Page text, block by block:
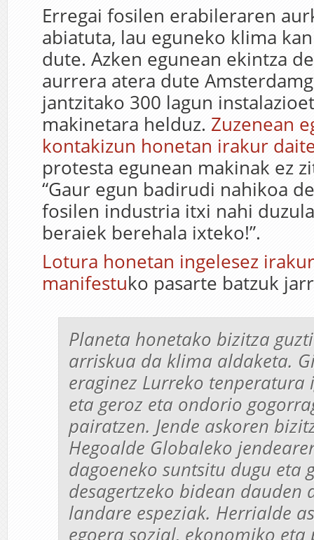
Erregai fosilen erabileraren
abiatuta, lau eguneko klima
dute. Azken egunean ekintza
aurrera atera dute
jantzitako 300 lagun
makinetara helduz. Zuzenean
kontakizun honetan irakur
protesta egunean makinak ez
“Gaur egun badirudi nahikoa
fosilen industria itxi nahi
beraiek berehala ixteko!”.
Lotura honetan ingelesez
manifestuko pasarte batzuk
Planeta honetako bizitza
arriskua da klima aldaketa.
eraginez Lurreko tenperatura
eta geroz eta ondorio
pairatzen. Jende askoren
Hegoalde Globaleko
dagoeneko suntsitu dugu eta
desagertzeko bidean dauden
landare espeziak. Herrialde
egoera sozial, ekonomiko